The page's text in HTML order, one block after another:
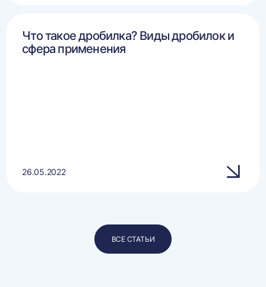
Что такое дробилка? Виды дробилок и
сфера применения
26.05.2022
ВСЕ СТАТЬИ